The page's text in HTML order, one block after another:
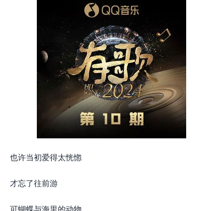
也许当初爱得太恍惚
才忘了往前游